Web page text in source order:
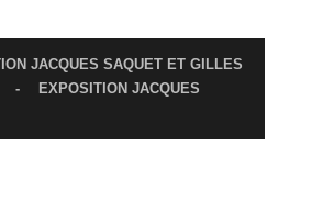
JACQUES SAQUET ET GILLES
-
EXPOSITION JACQUES